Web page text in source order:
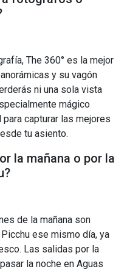
The 360° es la mejor
y su vagón
ni una sola vista
mágico
para capturar las mejores
tu asiento.
la mañana o por la
de la mañana son
ese mismo día, ya
Las salidas por la
la noche en Aguas